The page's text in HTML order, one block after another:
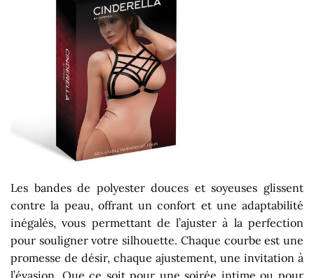
Les bandes de polyester douces et soyeuses glissent
contre la peau, offrant un confort et une adaptabilité
inégalés, vous permettant de l’ajuster à la perfection
pour souligner votre silhouette. Chaque courbe est une
promesse de désir, chaque ajustement, une invitation à